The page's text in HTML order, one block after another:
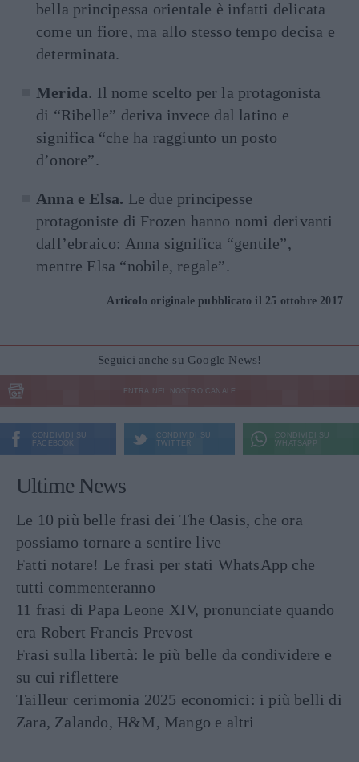
bella principessa orientale è infatti delicata
come un fiore, ma allo stesso tempo decisa e
determinata.
Merida. Il nome scelto per la protagonista
di “Ribelle” deriva invece dal latino e
significa “che ha raggiunto un posto
d’onore”.
Anna e Elsa. Le due principesse
protagoniste di Frozen hanno nomi derivanti
dall’ebraico: Anna significa “gentile”,
mentre Elsa “nobile, regale”.
Articolo originale pubblicato il 25 ottobre 2017
Seguici anche su Google News!
ENTRA NEL NOSTRO CANALE
CONDIVIDI SU
FACEBOOK
CONDIVIDI SU
TWITTER
CONDIVIDI SU
WHATSAPP
Ultime News
Le 10 più belle frasi dei The Oasis, che ora
possiamo tornare a sentire live
Fatti notare! Le frasi per stati WhatsApp che
tutti commenteranno
11 frasi di Papa Leone XIV, pronunciate quando
era Robert Francis Prevost
Frasi sulla libertà: le più belle da condividere e
su cui riflettere
Tailleur cerimonia 2025 economici: i più belli di
Zara, Zalando, H&M, Mango e altri